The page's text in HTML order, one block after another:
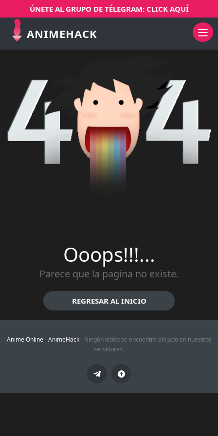
ÚNETE AL GRUPO DE TÉLEGRAM: CLICK AQUÍ
ANIMEHACK
Ooops!!!...
Parece que la pagina no existe.
REGRESAR AL INICIO
Anime Online -AnimeHack- Ningún vídeo se encuentra alojado en nuestros
servidores.